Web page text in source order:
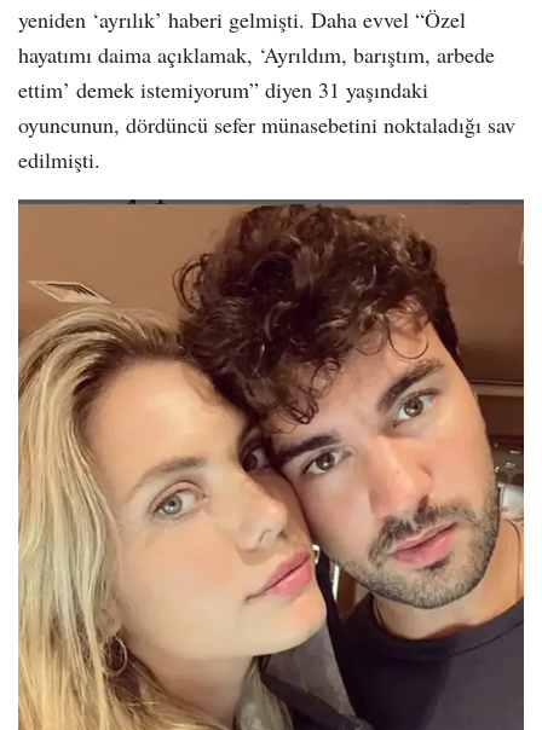
yeniden ‘ayrılık’ haberi gelmişti. Daha evvel “Özel
hayatımı daima açıklamak, ‘Ayrıldım, barıştım, arbede
ettim’ demek istemiyorum” diyen 31 yaşındaki
oyuncunun, dördüncü sefer münasebetini noktaladığı sav
edilmişti.